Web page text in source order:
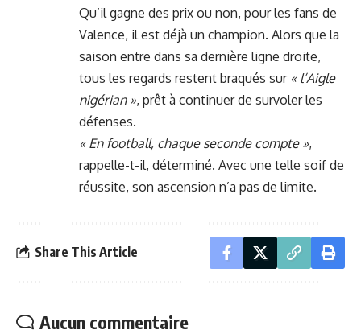
Qu’il gagne des prix ou non, pour les fans de
Valence, il est déjà un champion. Alors que la
saison entre dans sa dernière ligne droite,
tous les regards restent braqués sur « l’Aigle
nigérian », prêt à continuer de survoler les
défenses.
« En football, chaque seconde compte »,
rappelle-t-il, déterminé. Avec une telle soif de
réussite, son ascension n’a pas de limite.
Share This Article
Aucun commentaire